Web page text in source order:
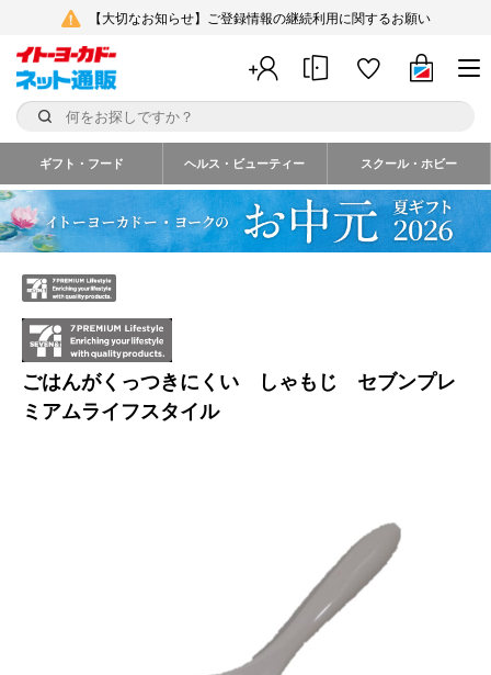
【大切なお知らせ】ご登録情報の継続利用に関するお願い
ギフト・フード ヘルス・ビューティー スクール・ホビー
ごはんがくっつきにくい しゃもじ セブンプレ
ミアムライフスタイル